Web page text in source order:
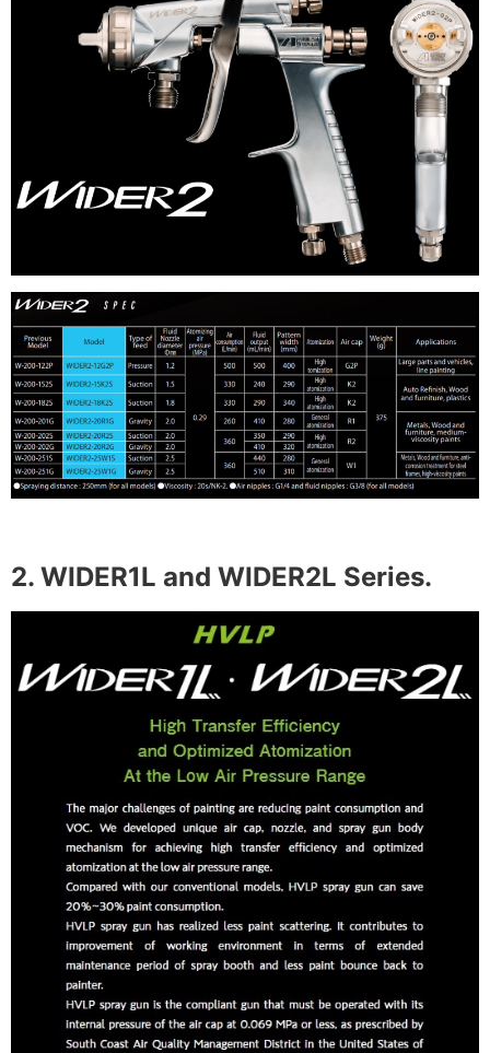
2. WIDER1L and WIDER2L Series.